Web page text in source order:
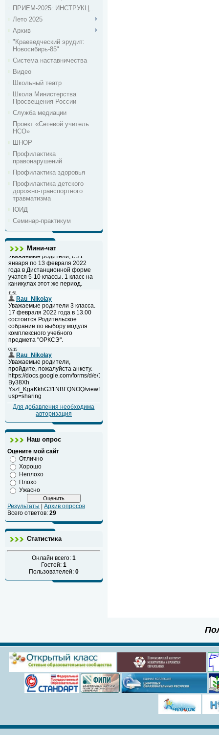
ПРИЕМ-2025: ИНСТРУКЦ...
Лето 2025
Архив
"Краеведческий эрудит:
Новосибирь-85"
Система наставничества
Видео
Школьный театр
Школа Министерства
Просвещения России
Служба медиации
Проект «Сетевой учитель
НСО»
ШНОР
Профилактика
правонарушений
Профилактика здоровья
Профилактика детского
дорожно-транспортного
травматизма
ЮИД
Семинар-практикум
Мини-чат
Для добавления необходима
авторизация
Наш опрос
Оцените мой сайт
Отлично
Хорошо
Неплохо
Плохо
Ужасно
Результаты
Архив опросов
Всего ответов: 29
Статистика
Онлайн всего: 1
Гостей: 1
Пользователей: 0